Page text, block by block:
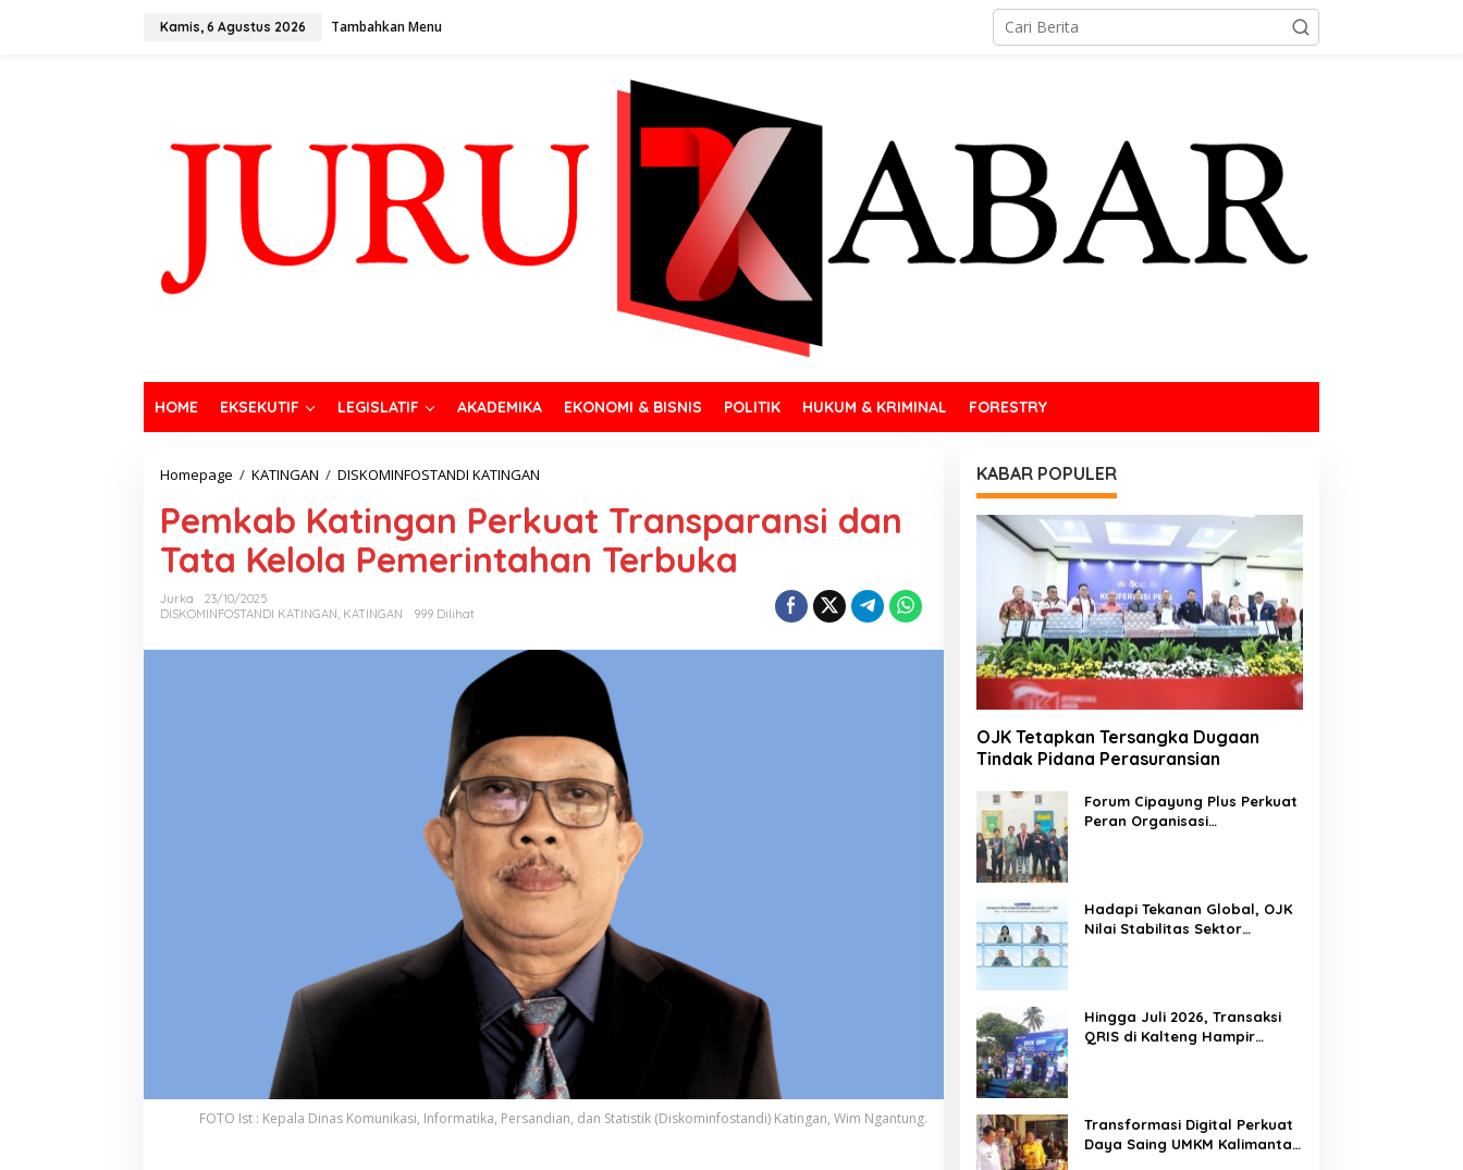
Kamis, 6 Agustus 2026 Tambahkan Menu
HOME EKSEKUTIF LEGISLATIF AKADEMIKA EKONOMI & BISNIS POLITIK HUKUM & KRIMINAL FORESTRY
Homepage / KATINGAN / DISKOMINFOSTANDI KATINGAN
Pemkab Katingan Perkuat Transparansi dan
Tata Kelola Pemerintahan Terbuka
Jurka
23/10/2025
DISKOMINFOSTANDI KATINGAN, KATINGAN 999 Dilihat
FOTO Ist : Kepala Dinas Komunikasi, Informatika, Persandian, dan Statistik (Diskominfostandi) Katingan, Wim Ngantung.
KABAR POPULER
OJK Tetapkan Tersangka Dugaan
Tindak Pidana Perasuransian
Forum Cipayung Plus Perkuat
Peran Organisasi
Hadapi Tekanan Global, OJK
Nilai Stabilitas Sektor
Hingga Juli 2026, Transaksi
QRIS di Kalteng Hampir
Transformasi Digital Perkuat
Daya Saing UMKM Kalimantan